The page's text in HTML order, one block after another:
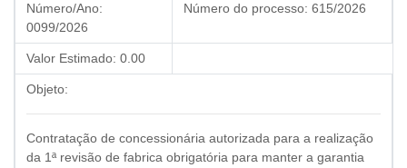
Número/Ano:
0099/2026
Número do processo: 615/2026
Valor Estimado: 0.00
Objeto:
Contratação de concessionária autorizada para a realização
da 1ª revisão de fabrica obrigatória para manter a garantia